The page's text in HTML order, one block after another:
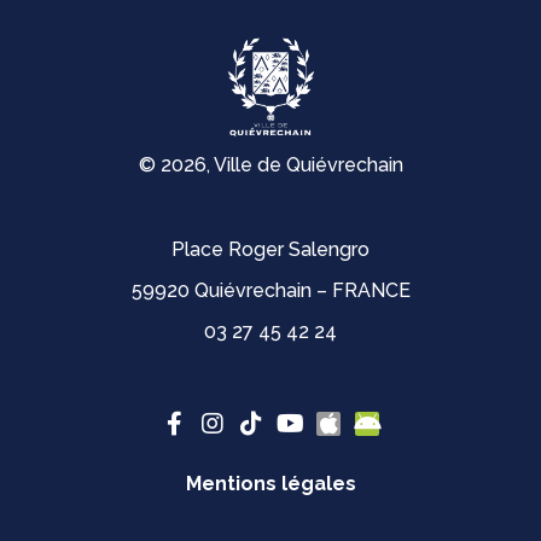
© 2026, Ville de Quiévrechain
Place Roger Salengro
59920 Quiévrechain – FRANCE
03 27 45 42 24
Mentions légales